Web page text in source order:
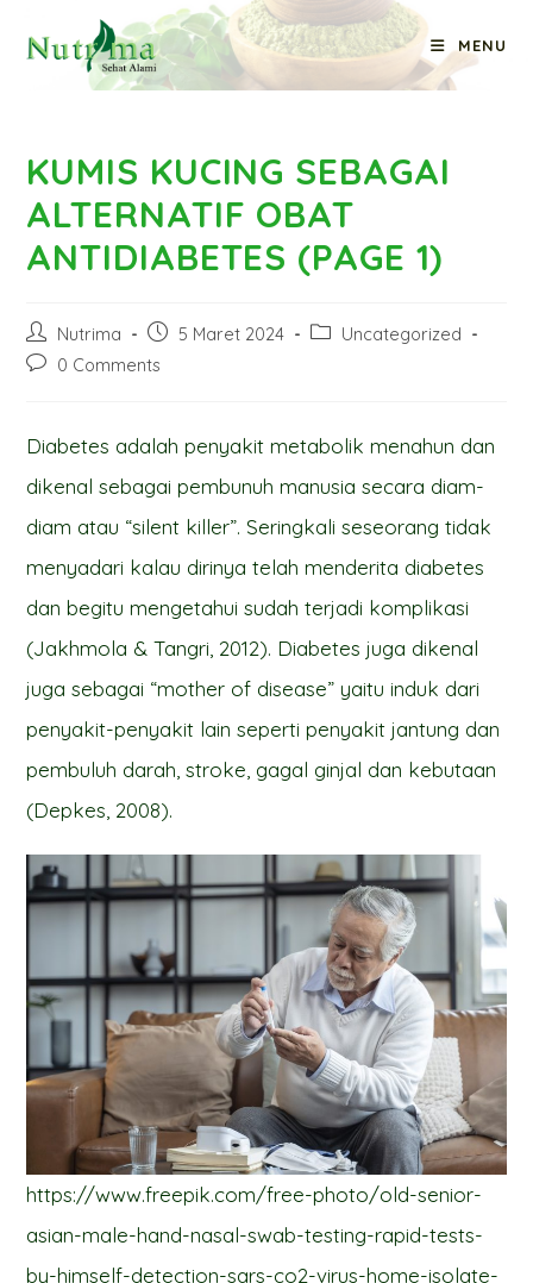
MENU
Blog
KUMIS KUCING SEBAGAI
ALTERNATIF OBAT
ANTIDIABETES (PAGE 1)
Post
author:
Nutrima
Post
published:
5 Maret 2024
PostUncategorized
Post0 Comments
Diabetes adalah penyakit metabolik menahun dan
dikenal sebagai pembunuh manusia secara diam-
diam atau “silent killer”. Seringkali seseorang tidak
menyadari kalau dirinya telah menderita diabetes
dan begitu mengetahui sudah terjadi komplikasi
(Jakhmola & Tangri, 2012). Diabetes juga dikenal
juga sebagai “mother of disease” yaitu induk dari
penyakit-penyakit lain seperti penyakit jantung dan
pembuluh darah, stroke, gagal ginjal dan kebutaan
(Depkes, 2008).
https://www.freepik.com/free-photo/old-senior-
asian-male-hand-nasal-swab-testing-rapid-tests-
by-himself-detection-sars-co2-virus-home-isolate-